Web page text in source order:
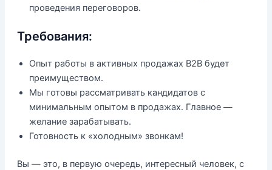
проведения переговоров.
Требования:
Опыт работы в активных продажах B2B будет
преимуществом.
Мы готовы рассматривать кандидатов с
минимальным опытом в продажах. Главное —
желание зарабатывать.
Готовность к «холодным» звонкам!
Вы — это, в первую очередь, интересный человек, с